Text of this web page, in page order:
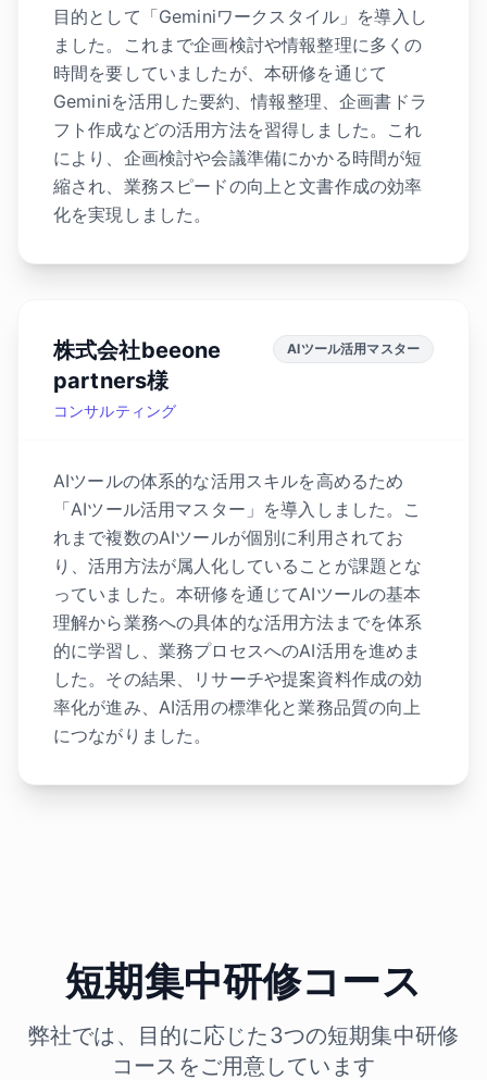
目的として「Geminiワークスタイル」を導入し
ました。これまで企画検討や情報整理に多くの
時間を要していましたが、本研修を通じて
Geminiを活用した要約、情報整理、企画書ドラ
フト作成などの活用方法を習得しました。これ
により、企画検討や会議準備にかかる時間が短
縮され、業務スピードの向上と文書作成の効率
化を実現しました。
株式会社beeone
partners様
コンサルティング
AIツール活用マスター
AIツールの体系的な活用スキルを高めるため
「AIツール活用マスター」を導入しました。こ
れまで複数のAIツールが個別に利用されてお
り、活用方法が属人化していることが課題とな
っていました。本研修を通じてAIツールの基本
理解から業務への具体的な活用方法までを体系
的に学習し、業務プロセスへのAI活用を進めま
した。その結果、リサーチや提案資料作成の効
率化が進み、AI活用の標準化と業務品質の向上
につながりました。
短期集中研修コース
弊社では、目的に応じた3つの短期集中研修
コースをご用意しています